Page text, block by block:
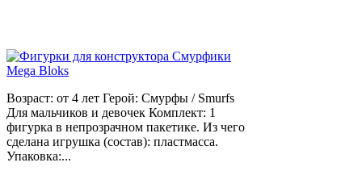
Возраст: от 4 лет Герой: Смурфы / Smurfs
Для мальчиков и девочек Комплект: 1
фигурка в непрозрачном пакетике. Из чего
сделана игрушка (состав): пластмасса.
Упаковка:...